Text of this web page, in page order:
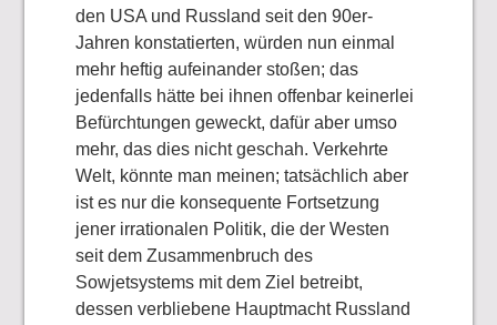
den USA und Russland seit den 90er-
Jahren konstatierten, würden nun einmal
mehr heftig aufeinander stoßen; das
jedenfalls hätte bei ihnen offenbar keinerlei
Befürchtungen geweckt, dafür aber umso
mehr, das dies nicht geschah. Verkehrte
Welt, könnte man meinen; tatsächlich aber
ist es nur die konsequente Fortsetzung
jener irrationalen Politik, die der Westen
seit dem Zusammenbruch des
Sowjetsystems mit dem Ziel betreibt,
dessen verbliebene Hauptmacht Russland